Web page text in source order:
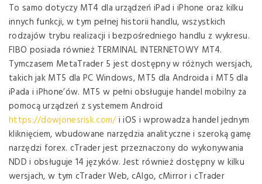
To samo dotyczy MT4 dla urządzeń iPad i iPhone oraz kilku
innych funkcji, w tym pełnej historii handlu, wszystkich
rodzajów trybu realizacji i bezpośredniego handlu z wykresu.
FIBO posiada również TERMINAL INTERNETOWY MT4.
Tymczasem MetaTrader 5 jest dostępny w różnych wersjach,
takich jak MT5 dla PC Windows, MT5 dla Androida i MT5 dla
iPada i iPhone’ów. MT5 w pełni obsługuje handel mobilny za
pomocą urządzeń z systemem Android
https://dowjonesrisk.com/i iOS i wprowadza handel jednym
kliknięciem, wbudowane narzędzia analityczne i szeroką gamę
narzędzi forex. cTrader jest przeznaczony do wykonywania
NDD i obsługuje 14 języków. Jest również dostępny w kilku
wersjach, w tym cTrader Web, cAlgo, cMirror i cTrader